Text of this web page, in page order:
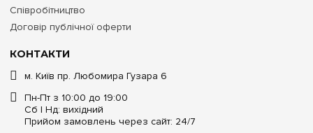
КОНТАКТИ
м. Київ пр. Любомира Гузара 6
Пн-Пт з 10:00 до 19:00
Сб | Нд: вихідний
Прийом замовлень через сайт: 24/7
Співробітництво
Договір публічної оферти